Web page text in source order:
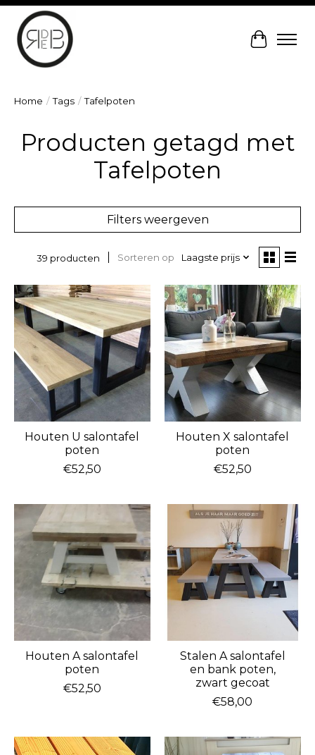
Home / Tags / Tafelpoten
Producten getagd met
Tafelpoten
Filters weergeven
39 producten Sorteren op Laagste prijs
Houten U salontafel
poten
€52,50
Houten X salontafel
poten
€52,50
Houten A salontafel
poten
€52,50
Stalen A salontafel
en bank poten,
zwart gecoat
€58,00